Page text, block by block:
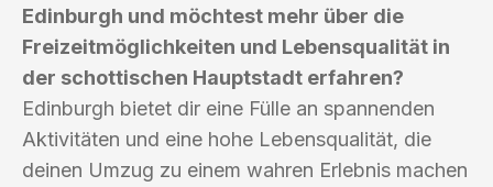
Edinburgh und möchtest mehr über die
Freizeitmöglichkeiten und Lebensqualität in
der schottischen Hauptstadt erfahren?
Edinburgh bietet dir eine Fülle an spannenden
Aktivitäten und eine hohe Lebensqualität, die
deinen Umzug zu einem wahren Erlebnis machen